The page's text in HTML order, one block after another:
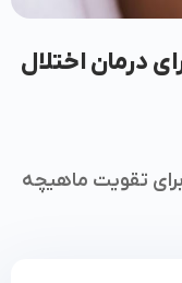
درمان اختلال
تقویت ماهیچه